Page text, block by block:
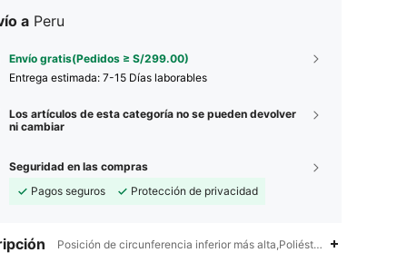
a Peru
Envío gratis(Pedidos ≥ S/299.00)
Entrega estimada: 7-15 Días laborables
Los artículos de esta categoría no se pueden devolver
ni cambiar
Seguridad en las compras
Pagos seguros
Protección de privacidad
Posición de circunferencia inferior más alta,Poliéster,Sí